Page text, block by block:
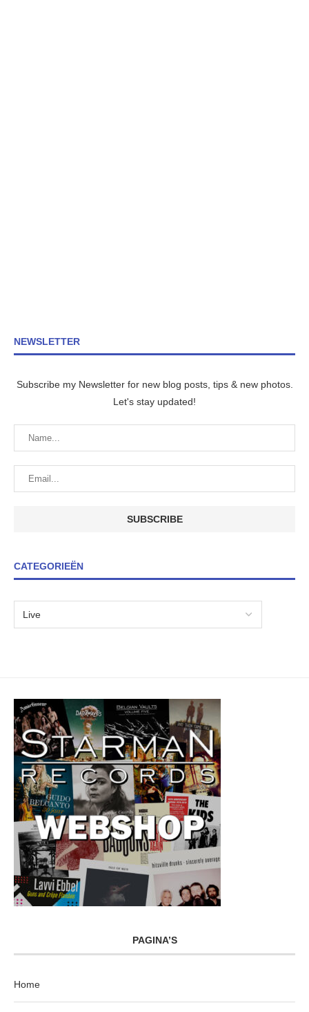
NEWSLETTER
Subscribe my Newsletter for new blog posts, tips & new photos.
Let's stay updated!
CATEGORIEËN
PAGINA’S
Home